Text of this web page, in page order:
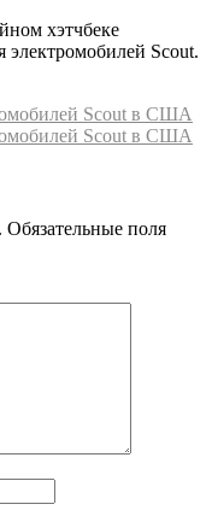
хэтчбеке
электромобилей Scout.
Scout в США
Scout в США
Обязательные поля